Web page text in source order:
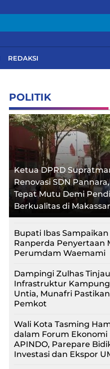
REDAKSI
POLITIK
Ketua DPRD
Renovasi SDN
Tepat Mutu Demi
Berkualitas di Makassar
Bupati Ibas
Ranperda Penyertaan
Perumdam Waemami
Dampingi Zulhas
Infrastruktur
Untia, Munafri
Pemkot
Wali Kota Tasming
dalam Forum Ekonomi
APINDO, Parepare
Investasi dan Ekspor